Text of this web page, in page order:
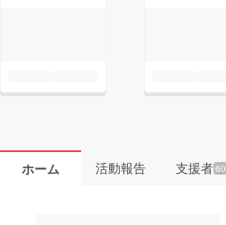
ホーム 活動報告 支援者60